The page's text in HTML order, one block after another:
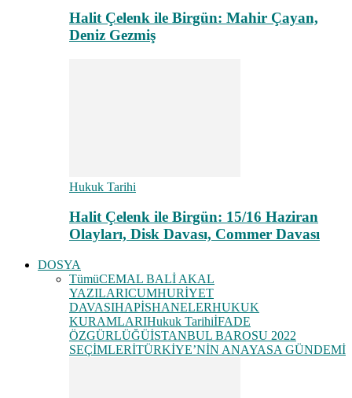
Halit Çelenk ile Birgün: Mahir Çayan,
Deniz Gezmiş
Hukuk Tarihi
Halit Çelenk ile Birgün: 15/16 Haziran
Olayları, Disk Davası, Commer Davası
DOSYA
TümüCEMAL BALİ AKAL
YAZILARICUMHURİYET
DAVASIHAPİSHANELERHUKUK
KURAMLARIHukuk TarihiİFADE
ÖZGÜRLÜĞÜİSTANBUL BAROSU 2022
SEÇİMLERİTÜRKİYE’NİN ANAYASA GÜNDEMİ